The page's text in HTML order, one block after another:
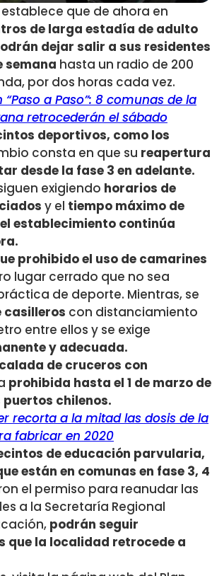
que de ahora en
de larga estadía de adulto
dejar salir a sus residentes
semana hasta un radio de 200
por dos horas cada vez.
“Paso a Paso”: 8 comunas de la
retrocederán el sábado
deportivos, como los
consta en que su reapertura
desde la fase 3 en adelante.
exigiendo horarios de
y el tiempo máximo de
establecimiento continúa
prohibido el uso de camarines
lugar cerrado que no sea
de deporte. Mientras, se
casilleros con distanciamiento
entre ellos y se exige
y adecuada.
de cruceros con
prohibida hasta el 1 de marzo de
puertos chilenos.
recorta a la mitad las dosis de la
fabricar en 2020
de educación parvularia,
están en comunas en fase 3, 4
el permiso para reanudar las
a la Secretaría Regional
podrán seguir
que la localidad retrocede a